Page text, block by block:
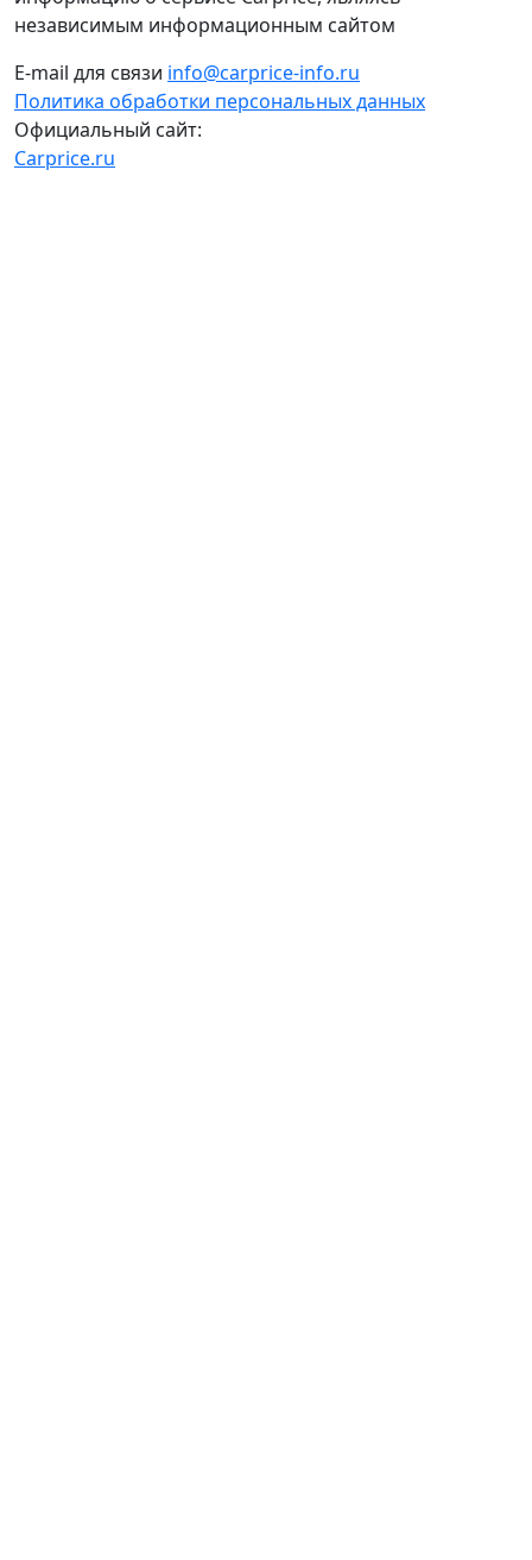
независимым информационным сайтом
E-mail для связи info@carprice-info.ru
Политика обработки персональных данных
Официальный сайт:
Carprice.ru